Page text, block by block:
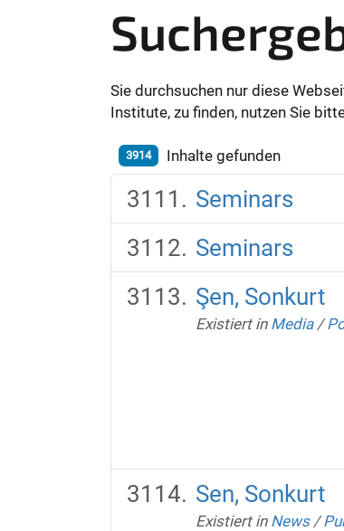
Sie durchsuchen nur diese
Institute, zu finden, nutzen Sie
3914 Inhalte gefunden
Seminars
Seminars
Şen, Sonkurt
Existiert in Media /
Sen, Sonkurt
Existiert in News /